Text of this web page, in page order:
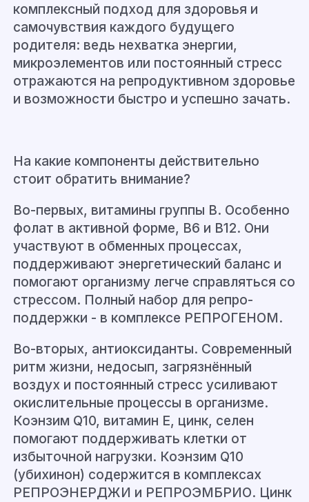
комплексный подход для здоровья и
самочувствия каждого будущего
родителя: ведь нехватка энергии,
микроэлементов или постоянный стресс
отражаются на репродуктивном здоровье
и возможности быстро и успешно зачать.
На какие компоненты действительно
стоит обратить внимание?
Во-первых, витамины группы B. Особенно
фолат в активной форме, B6 и B12. Они
участвуют в обменных процессах,
поддерживают энергетический баланс и
помогают организму легче справляться со
стрессом. Полный набор для репро-
поддержки - в комплексе РЕПРОГЕНОМ.
Во-вторых, антиоксиданты. Современный
ритм жизни, недосып, загрязнённый
воздух и постоянный стресс усиливают
окислительные процессы в организме.
Коэнзим Q10, витамин E, цинк, селен
помогают поддерживать клетки от
избыточной нагрузки. Коэнзим Q10
(убихинон) содержится в комплексах
РЕПРОЭНЕРДЖИ и РЕПРОЭМБРИО. Цинк